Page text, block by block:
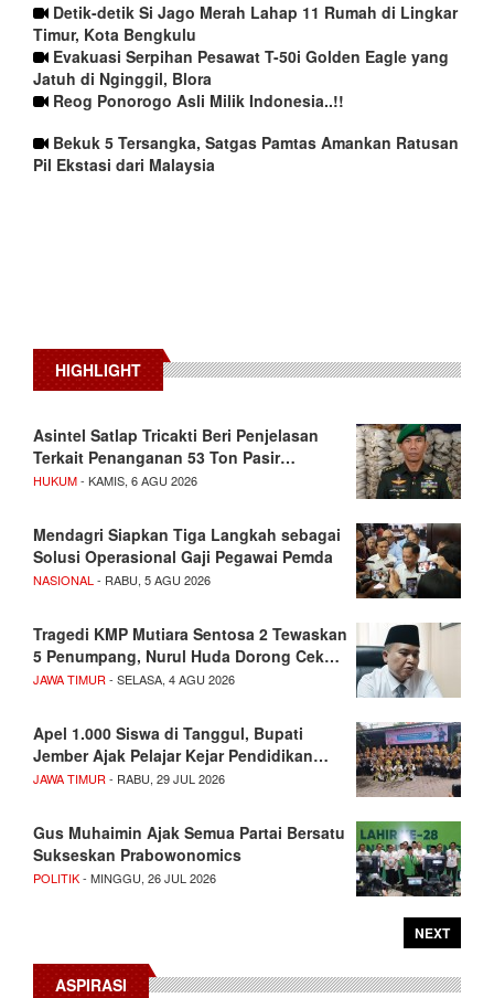
Detik-detik Si Jago Merah Lahap 11 Rumah di Lingkar
Timur, Kota Bengkulu
Evakuasi Serpihan Pesawat T-50i Golden Eagle yang
Jatuh di Nginggil, Blora
Reog Ponorogo Asli Milik Indonesia..!!
Bekuk 5 Tersangka, Satgas Pamtas Amankan Ratusan
Pil Ekstasi dari Malaysia
HIGHLIGHT
Asintel Satlap Tricakti Beri Penjelasan
Terkait Penanganan 53 Ton Pasir…
HUKUM- KAMIS, 6 AGU 2026
Mendagri Siapkan Tiga Langkah sebagai
Solusi Operasional Gaji Pegawai Pemda
NASIONAL - RABU, 5 AGU 2026
Tragedi KMP Mutiara Sentosa 2 Tewaskan
5 Penumpang, Nurul Huda Dorong Cek…
JAWA TIMUR - SELASA, 4 AGU 2026
Apel 1.000 Siswa di Tanggul, Bupati
Jember Ajak Pelajar Kejar Pendidikan…
JAWA TIMUR - RABU, 29 JUL 2026
Gus Muhaimin Ajak Semua Partai Bersatu
Sukseskan Prabowonomics
POLITIK- MINGGU, 26 JUL 2026
NEXT
ASPIRASI